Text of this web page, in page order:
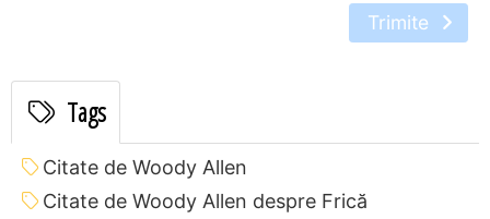
Trimite
Tags
Citate de Woody Allen
Citate de Woody Allen despre Frică